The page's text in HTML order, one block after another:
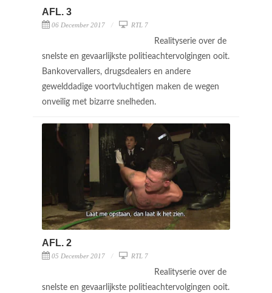
AFL. 3
06 December 2017 RTL 7
Realityserie over de
snelste en gevaarlijkste politieachtervolgingen ooit.
Bankovervallers, drugsdealers en andere
gewelddadige voortvluchtigen maken de wegen
onveilig met bizarre snelheden.
AFL. 2
05 December 2017 RTL 7
Realityserie over de
snelste en gevaarlijkste politieachtervolgingen ooit.